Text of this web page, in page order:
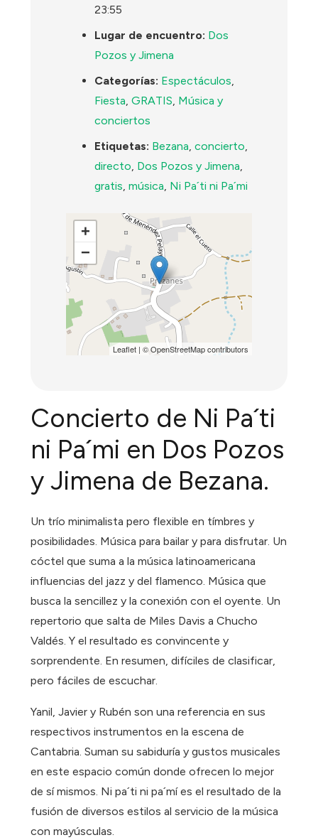
23:55
Lugar de encuentro: Dos
Pozos y Jimena
Categorías: Espectáculos,
Fiesta,GRATIS, Música y
conciertos
Etiquetas: Bezana,concierto,
directo, Dos Pozos y Jimena,
gratis,música, Ni Pa´ti ni Pa´mi
+
−
Leaflet| ©OpenStreetMapcontributors
Concierto de Ni Pa´ti
ni Pa´mi en Dos Pozos
y Jimena de Bezana.
Un trío minimalista pero flexible en tímbres y
posibilidades. Música para bailar y para disfrutar. Un
cóctel que suma a la música latinoamericana
influencias del jazz y del flamenco. Música que
busca la sencillez y la conexión con el oyente. Un
repertorio que salta de Miles Davis a Chucho
Valdés. Y el resultado es convincente y
sorprendente. En resumen, difíciles de clasificar,
pero fáciles de escuchar.
Yanil, Javier y Rubén son una referencia en sus
respectivos instrumentos en la escena de
Cantabria. Suman su sabiduría y gustos musicales
en este espacio común donde ofrecen lo mejor
de sí mismos. Ni pa´ti ni pa´mí es el resultado de la
fusión de diversos estilos al servicio de la música
con mayúsculas.